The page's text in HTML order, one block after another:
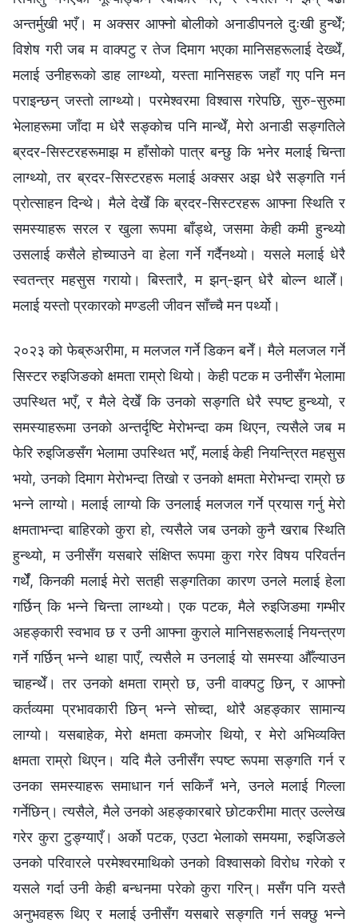
अन्तर्मुखी भएँ। म अक्सर आफ्नो बोलीको अनाडीपनले दुःखी हुन्थेँ;
विशेष गरी जब म वाक्पटु र तेज दिमाग भएका मानिसहरूलाई देख्थेँ,
मलाई उनीहरूको डाह लाग्थ्यो, यस्ता मानिसहरू जहाँ गए पनि मन
पराइन्छन् जस्तो लाग्थ्यो। परमेश्‍वरमा विश्‍वास गरेपछि, सुरु-सुरुमा
भेलाहरूमा जाँदा म धेरै सङ्कोच पनि मान्थेँ, मेरो अनाडी सङ्गतिले
ब्रदर-सिस्टरहरूमाझ म हाँसोको पात्र बन्छु कि भनेर मलाई चिन्ता
लाग्थ्यो, तर ब्रदर-सिस्टरहरू मलाई अक्सर अझ धेरै सङ्गति गर्न
प्रोत्साहन दिन्थे। मैले देखेँ कि ब्रदर-सिस्टरहरू आफ्ना स्थिति र
समस्याहरू सरल र खुला रूपमा बाँड्थे, जसमा केही कमी हुन्थ्यो
उसलाई कसैले होच्याउने वा हेला गर्ने गर्दैनथ्यो। यसले मलाई धेरै
स्वतन्त्र महसुस गरायो। बिस्तारै, म झन्-झन् धेरै बोल्न थालेँ।
मलाई यस्तो प्रकारको मण्डली जीवन साँच्चै मन पर्थ्यो।
२०२३ को फेब्रुअरीमा, म मलजल गर्ने डिकन बनेँ। मैले मलजल गर्ने
सिस्टर रुइजिङको क्षमता राम्रो थियो। केही पटक म उनीसँग भेलामा
उपस्थित भएँ, र मैले देखेँ कि उनको सङ्गति धेरै स्पष्ट हुन्थ्यो, र
समस्याहरूमा उनको अन्तर्दृष्टि मेरोभन्दा कम थिएन, त्यसैले जब म
फेरि रुइजिङसँग भेलामा उपस्थित भएँ, मलाई केही नियन्त्रित महसुस
भयो, उनको दिमाग मेरोभन्दा तिखो र उनको क्षमता मेरोभन्दा राम्रो छ
भन्‍ने लाग्यो। मलाई लाग्यो कि उनलाई मलजल गर्ने प्रयास गर्नु मेरो
क्षमताभन्दा बाहिरको कुरा हो, त्यसैले जब उनको कुनै खराब स्थिति
हुन्थ्यो, म उनीसँग यसबारे संक्षिप्त रूपमा कुरा गरेर विषय परिवर्तन
गर्थेँ, किनकी मलाई मेरो सतही सङ्गतिका कारण उनले मलाई हेला
गर्छिन् कि भन्‍ने चिन्ता लाग्थ्यो। एक पटक, मैले रुइजिङमा गम्भीर
अहङ्कारी स्वभाव छ र उनी आफ्ना कुराले मानिसहरूलाई नियन्त्रण
गर्ने गर्छिन् भन्‍ने थाहा पाएँ, त्यसैले म उनलाई यो समस्या औँल्याउन
चाहन्थेँ। तर उनको क्षमता राम्रो छ, उनी वाक्पटु छिन्, र आफ्नो
कर्तव्यमा प्रभावकारी छिन् भन्‍ने सोच्दा, थोरै अहङ्कार सामान्य
लाग्यो। यसबाहेक, मेरो क्षमता कमजोर थियो, र मेरो अभिव्यक्ति
क्षमता राम्रो थिएन। यदि मैले उनीसँग स्पष्ट रूपमा सङ्गति गर्न र
उनका समस्याहरू समाधान गर्न सकिनँ भने, उनले मलाई गिल्ला
गर्नेछिन्। त्यसैले, मैले उनको अहङ्कारबारे छोटकरीमा मात्र उल्लेख
गरेर कुरा टुङ्ग्याएँ। अर्को पटक, एउटा भेलाको समयमा, रुइजिङले
उनको परिवारले परमेश्‍वरमाथिको उनको विश्‍वासको विरोध गरेको र
यसले गर्दा उनी केही बन्धनमा परेको कुरा गरिन्। मसँग पनि यस्तै
अनुभवहरू थिए र मलाई उनीसँग यसबारे सङ्गति गर्न सक्छु भन्‍ने